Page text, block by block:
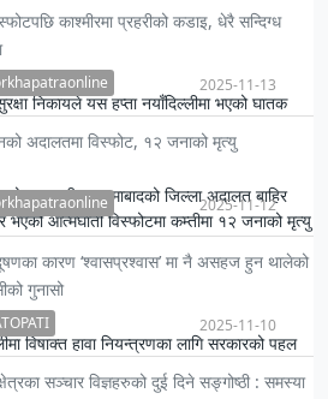
काश्मीरमा प्रहरीको कडाइ, धेरै सन्दिग्ध
निकायले यस हप्ता नयाँदिल्लीमा भएको घातक
अनुसन्धानको सिलसिलामा विवादित काश्मीर
2025-11-13
अदालतमा विस्फोट, १२ जनाको मृत्यु
राजधानी इस्लामाबादको जिल्ला अदालत बाहिर
भएको आत्मघाती विस्फोटमा कम्तीमा १२ जनाको मृत्यु
2025-11-12
कारण ‘श्वासप्रश्वास’ मा नै असहज हुन थालेको
गुनासो
विषाक्त हावा नियन्त्रणका लागि सरकारको पहल
भन्दै दर्जनौँ प्रदर्शनकारीहरूले आइतबार मास्क
2025-11-10
सञ्चार विज्ञहरुको दुई दिने सङ्गोष्ठी : समस्या